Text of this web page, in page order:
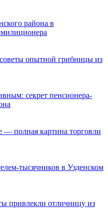
района в
милиционера
опытной грибницы из
секрет пенсионера-
— полная картина торговли
тысячников в Узденском
привлекли отличницу из